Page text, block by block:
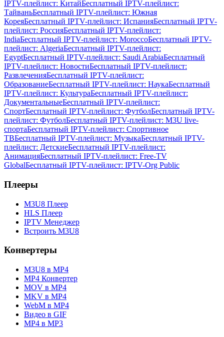
IPTV-плейлист: КитайБесплатный IPTV-плейлист:
ТайваньБесплатный IPTV-плейлист: Южная
КореяБесплатный IPTV-плейлист: ИспанияБесплатный IPTV-
плейлист: РоссияБесплатный IPTV-плейлист:
IndiaБесплатный IPTV-плейлист: MoroccoБесплатный IPTV-
плейлист: AlgeriaБесплатный IPTV-плейлист:
EgyptБесплатный IPTV-плейлист: Saudi ArabiaБесплатный
IPTV-плейлист: НовостиБесплатный IPTV-плейлист:
РазвлеченияБесплатный IPTV-плейлист:
ОбразованиеБесплатный IPTV-плейлист: НаукаБесплатный
IPTV-плейлист: КультураБесплатный IPTV-плейлист:
ДокументальныеБесплатный IPTV-плейлист:
СпортБесплатный IPTV-плейлист: ФутболБесплатный IPTV-
плейлист: ФутболБесплатный IPTV-плейлист: M3U live-
спортаБесплатный IPTV-плейлист: Спортивное
ТВБесплатный IPTV-плейлист: МузыкаБесплатный IPTV-
плейлист: ДетскиеБесплатный IPTV-плейлист:
АнимацияБесплатный IPTV-плейлист: Free-TV
GlobalБесплатный IPTV-плейлист: IPTV-Org Public
Плееры
M3U8 Плеер
HLS Плеер
IPTV Менеджер
Встроить M3U8
Конвертеры
M3U8 в MP4
MP4 Конвертер
MOV в MP4
MKV в MP4
WebM в MP4
Видео в GIF
MP4 в MP3